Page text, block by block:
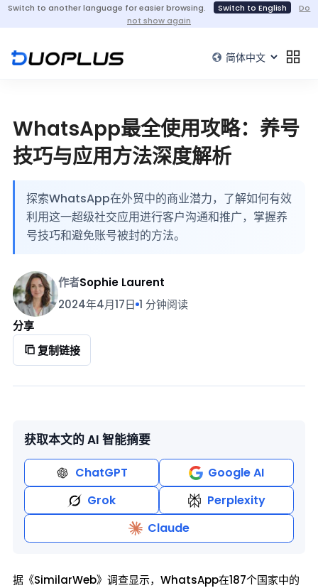
Switch to another language for easier browsing. Switch to English
Do
not show again
WhatsApp最全使用攻略：养号
技巧与应用方法深度解析
探索WhatsApp在外贸中的商业潜力，了解如何有效
利用这一超级社交应用进行客户沟通和推广，掌握养
号技巧和避免账号被封的方法。
作者Sophie Laurent
2024年4月17日 1 分钟阅读
分享
复制链接
获取本文的 AI 智能摘要
ChatGPT
Google AI
Grok
Perplexity
Claude
据《SimilarWeb》调查显示，WhatsApp在187个国家中的